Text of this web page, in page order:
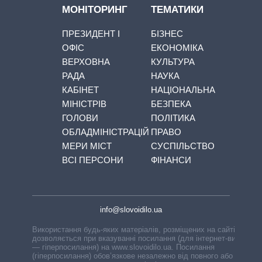
МОНІТОРИНГ
ПРЕЗИДЕНТ І
ОФІС
ВЕРХОВНА
РАДА
КАБІНЕТ
МІНІСТРІВ
ГОЛОВИ
ОБЛАДМІНІСТРАЦІЙ
МЕРИ МІСТ
ВСІ ПЕРСОНИ
ТЕМАТИКИ
БІЗНЕС
ЕКОНОМІКА
КУЛЬТУРА
НАУКА
НАЦІОНАЛЬНА
БЕЗПЕКА
ПОЛІТИКА
ПРАВО
СУСПІЛЬСТВО
ФІНАНСИ
info@slovoidilo.ua
Використання будь-яких матеріалів, розміщених на сайті,
дозволяється при вказуванні посилання (для інтернет-видань
— гіперпосилання) на www.slovoidilo.ua. Посилання
(гіперпосилання) обов’язкове незалежно від повного або